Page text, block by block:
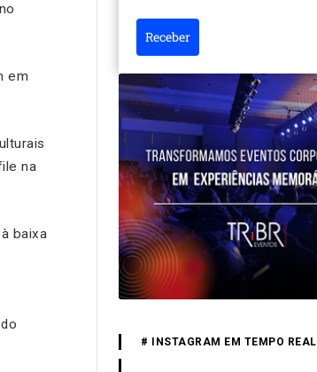
em
na
baixa
Receber
# INSTAGRAM EM TEMPO REAL